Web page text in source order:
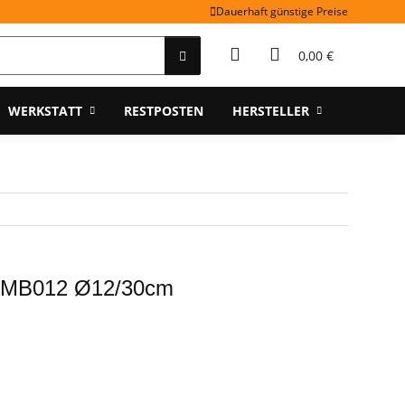
Dauerhaft günstige Preise
0,00 €
WERKSTATT RESTPOSTEN HERSTELLER
Ø12/30cm